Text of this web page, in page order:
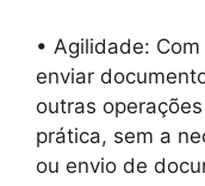
• Agilidade: Com
enviar
outras
prática, sem a
ou envio de